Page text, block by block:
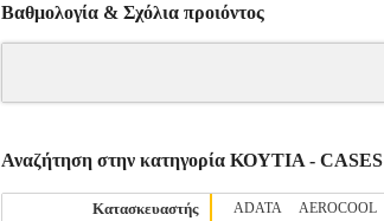
Βαθμολογία & Σχόλια προιόντος
Αναζήτηση στην κατηγορία ΚΟΥΤΙΑ - CASES
Κατασκευαστής ADATA AEROCOOL